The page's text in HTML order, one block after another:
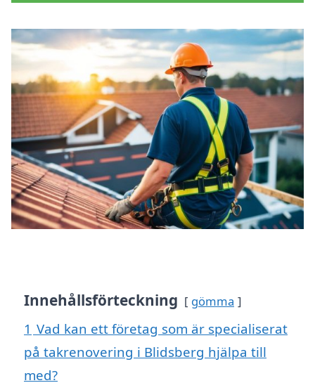
Innehållsförteckning gömma
1 Vad kan ett företag som är specialiserat
på takrenovering i Blidsberg hjälpa till
med?